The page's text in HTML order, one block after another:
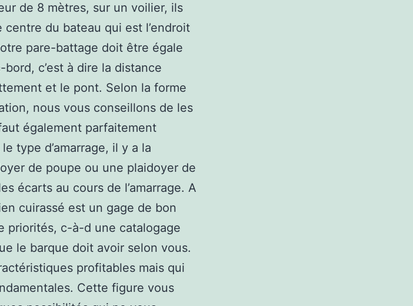
de 8 mètres, sur un voilier, ils
du bateau qui est l’endroit
pare-battage doit être égale
c’est à dire la distance
et le pont. Selon la forme
nous vous conseillons de les
également parfaitement
type d’amarrage, il y a la
de poupe ou une plaidoyer de
écarts au cours de l’amarrage. A
cuirassé est un gage de bon
priorités, c-à-d une catalogage
le barque doit avoir selon vous.
profitables mais qui
Cette figure vous